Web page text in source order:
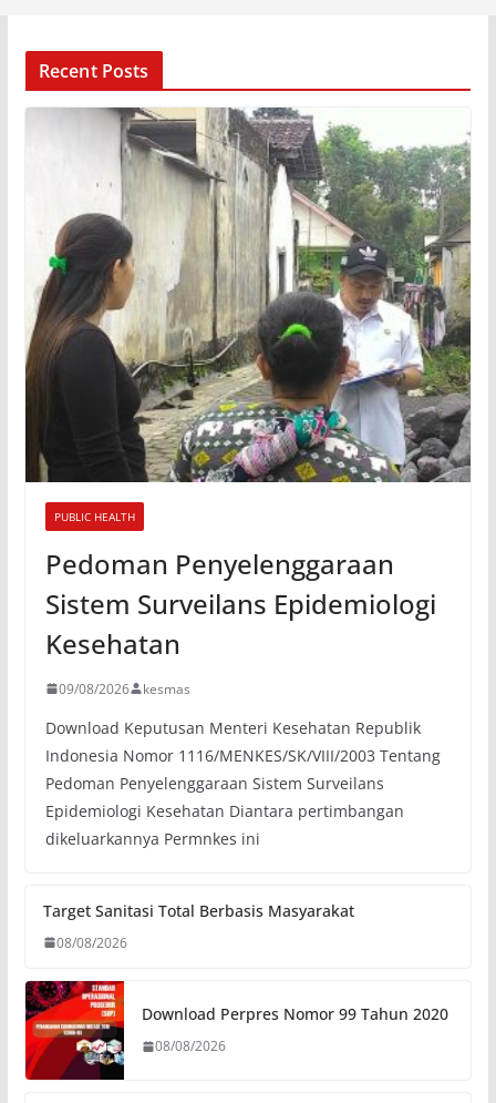
Recent Posts
PUBLIC HEALTH
Pedoman Penyelenggaraan
Sistem Surveilans Epidemiologi
Kesehatan
09/08/2026 kesmas
Download Keputusan Menteri Kesehatan Republik
Indonesia Nomor 1116/MENKES/SK/VIII/2003 Tentang
Pedoman Penyelenggaraan Sistem Surveilans
Epidemiologi Kesehatan Diantara pertimbangan
dikeluarkannya Permnkes ini
Target Sanitasi Total Berbasis Masyarakat
08/08/2026
Download Perpres Nomor 99 Tahun 2020
08/08/2026